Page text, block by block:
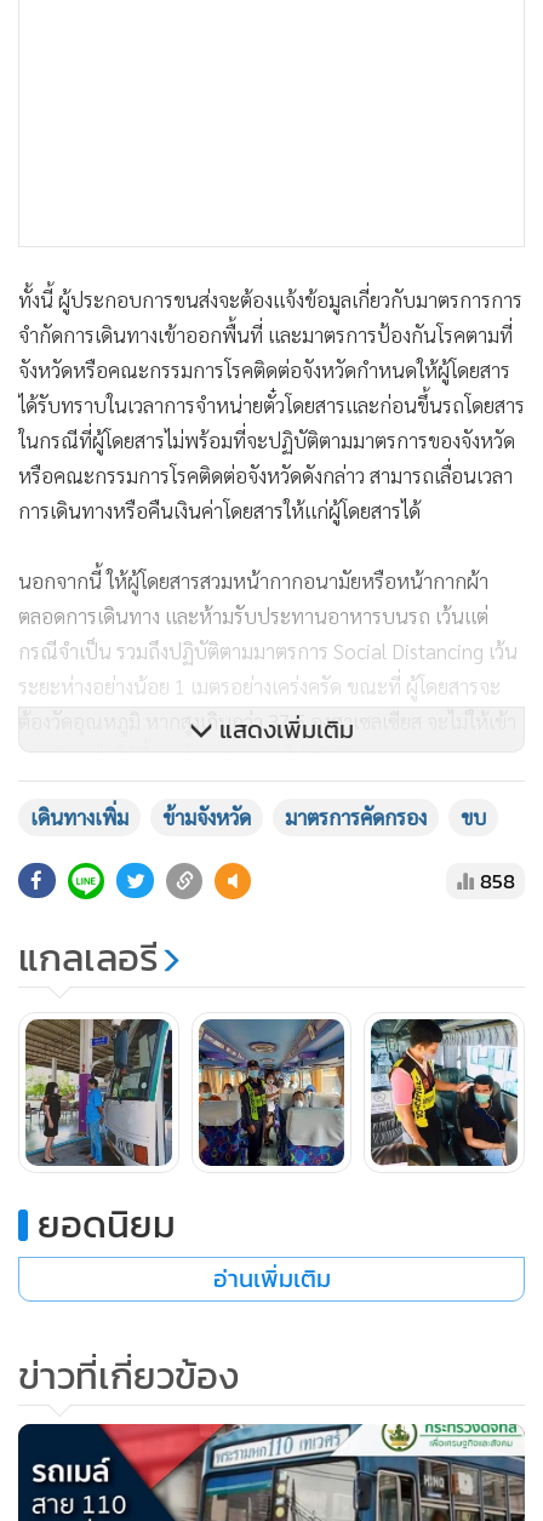
ทั้งนี้ ผู้ประกอบการขนส่งจะต้องแจ้งข้อมูลเกี่ยวกับมาตรการการ
จำกัดการเดินทางเข้าออกพื้นที่ และมาตรการป้องกันโรคตามที่
จังหวัดหรือคณะกรรมการโรคติดต่อจังหวัดกำหนดให้ผู้โดยสาร
ได้รับทราบในเวลาการจำหน่ายตั๋วโดยสารและก่อนขึ้นรถโดยสาร
ในกรณีที่ผู้โดยสารไม่พร้อมที่จะปฏิบัติตามมาตรการของจังหวัด
หรือคณะกรรมการโรคติดต่อจังหวัดดังกล่าว สามารถเลื่อนเวลา
การเดินทางหรือคืนเงินค่าโดยสารให้แก่ผู้โดยสารได้
นอกจากนี้ ให้ผู้โดยสารสวมหน้ากากอนามัยหรือหน้ากากผ้า
ตลอดการเดินทาง และห้ามรับประทานอาหารบนรถ เว้นแต่
กรณีจำเป็น รวมถึงปฏิบัติตามมาตรการ Social Distancing เว้น
ระยะห่างอย่างน้อย 1 เมตรอย่างเคร่งครัด ขณะที่ ผู้โดยสารจะ
ต้องวัดอุณหภูมิ หากสูงเกินกว่า 37.5 องศาเซลเซียส จะไม่ให้เข้า
สถานีและไม่ให้ขึ้นรถโดยสาร หากไม่ปฏิบัติตามมาตรการ ขบ.จะ
รายงานข่าวจากกระทรวงคมนาคมแจ้งว่า ในช่วงวันที่ 30 เม.ย. -
3 พ.ค.ที่ผ่านมา พบว่ามีประชาชนเดินทางด้วนรถโดยสาร
เนื่องจากมีวันหยุดยาวติดต่อกัน โดยมีจำนวนผู้โดยสารรวมทั้งสิ้น
28,8 หรือมีผู้โดยสารเฉลี่ย กว่า 7,100 คนต่อวัน มีจำนวนเที่ยววิ่ง
รวม 5,858 เที่ยว หรือเฉลี่ย กว่า 1,400 เที่ยวต่อวัน สูงกว่าช่วง
สัปดาห์ก่อนหน้าที่มีผู้โดยสารเฉลี่ยประมาณ2,000 คนต่อวัน มี
จำนวนเที่ยววิ่งเฉลี่ย 800-900 เที่ยวต่อวัน
อย่างไรก็ตาม ประชาชนส่วนใหญ่เดินทางด้วยรถตู้โดยสาร
สาธารณะ และรถร่วมเอกชนร่วมบริการ (รถร่วมฯ) เป็นหลัก
เนื่องจากบริษัท ขนส่ง จำกัด (บขส.) นั้นได้ประกาศ หยุดเดินรถ
ทุกเส้นทางทั่วประเทศ ที่มีระยะทางเกิน 300 กม. ตั้งแต่วันที่ 1-
การแพร่ระบาดเชื้อไวรัสโควิด-19 ซึ่งห้ามประชาชนทั่วราช
อาณาจักรออกนอกเคหสถาน หรือเคอร์ฟิว ระหว่างเวลา 22.00
น. ถึงเวลา 04.00 น. และงดหรือชะลอการเดินทางข้ามเขตพื้นที่
จังหวัดโดยไม่มีเหตุจำเป็น
แสดงเพิ่มเติม
เดินทางเพิ่ม ข้ามจังหวัด มาตรการคัดกรอง ขบ
858
แกลเลอรี
ยอดนิยม
อ่านเพิ่มเติม
ข่าวที่เกี่ยวข้อง